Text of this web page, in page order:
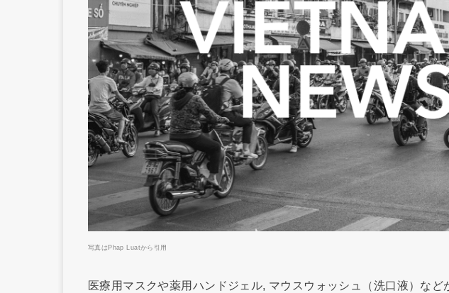
写真はPhap Luatから引用
医療用マスクや薬用ハンドジェル, マウスウォッシュ（洗口液）な